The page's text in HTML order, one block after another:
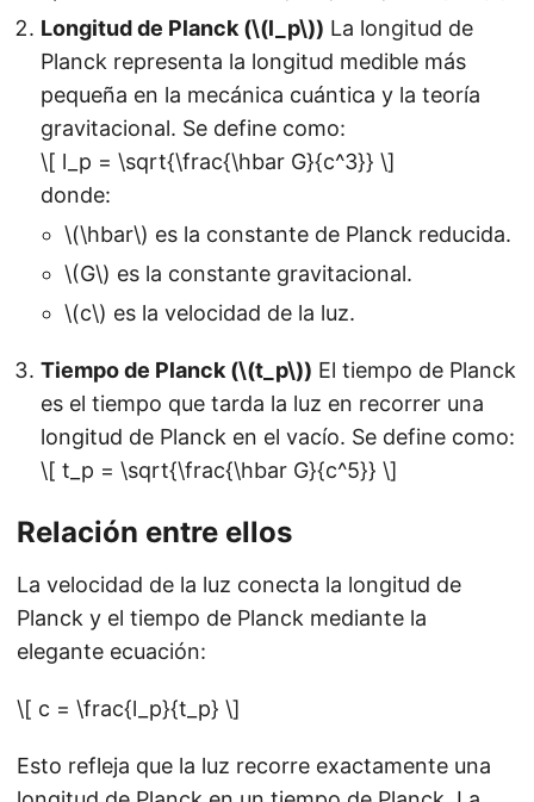
Longitud de Planck (\(l_p\)) La longitud de
Planck representa la longitud medible más
pequeña en la mecánica cuántica y la teoría
gravitacional. Se define como:
\[ l_p = \sqrt{\frac{\hbar G}{c^3}} \]
donde:
\(\hbar\) es la constante de Planck reducida.
\(G\) es la constante gravitacional.
\(c\) es la velocidad de la luz.
Tiempo de Planck (\(t_p\)) El tiempo de Planck
es el tiempo que tarda la luz en recorrer una
longitud de Planck en el vacío. Se define como:
\[ t_p = \sqrt{\frac{\hbar G}{c^5}} \]
Relación entre ellos
La velocidad de la luz conecta la longitud de
Planck y el tiempo de Planck mediante la
elegante ecuación:
\[ c = \frac{l_p}{t_p} \]
Esto refleja que la luz recorre exactamente una